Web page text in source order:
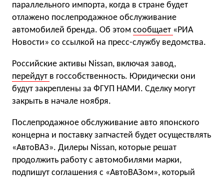
параллельного импорта, когда в стране будет
отлажено послепродажное обслуживание
автомобилей бренда. Об этом сообщает «РИА
Новости» со ссылкой на пресс-службу ведомства.
Российские активы Nissan, включая завод,
перейдут в госсобственность. Юридически они
будут закреплены за ФГУП НАМИ. Сделку могут
закрыть в начале ноября.
Послепродажное обслуживание авто японского
концерна и поставку запчастей будет осуществлять
«АвтоВАЗ». Дилеры Nissan, которые решат
продолжить работу с автомобилями марки,
подпишут соглашения с «АвтоВАЗом», который